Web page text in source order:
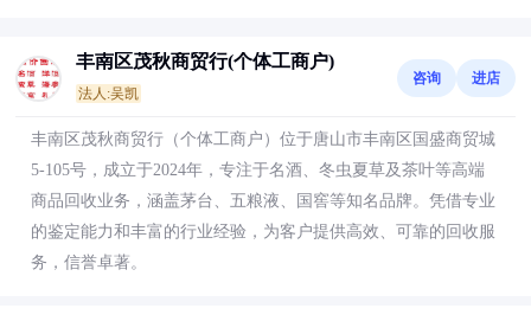
丰南区茂秋商贸行(个体工商户)
法人:吴凯
咨询 进店
丰南区茂秋商贸行（个体工商户）位于唐山市丰南区国盛商贸城
5-105号，成立于2024年，专注于名酒、冬虫夏草及茶叶等高端
商品回收业务，涵盖茅台、五粮液、国窖等知名品牌。凭借专业
的鉴定能力和丰富的行业经验，为客户提供高效、可靠的回收服
务，信誉卓著。